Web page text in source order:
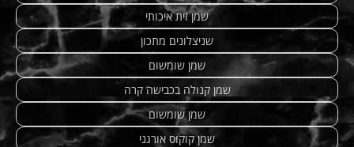
שמן זית איכותי
שניצלונים מתכון
שמן שומשום
שמן קנולה בכבישה קרה
שמן שומשום
שמן קוקוס אורגני